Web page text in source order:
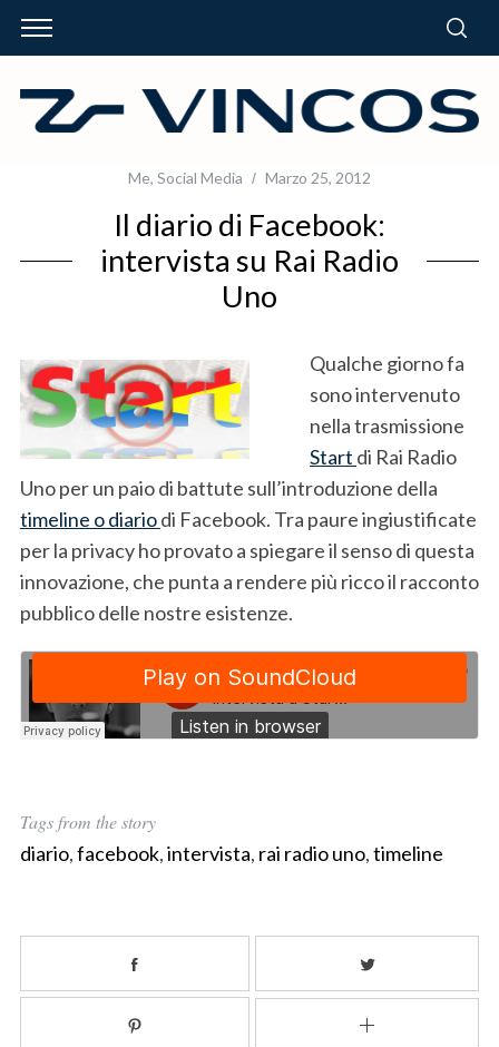
Me, Social Media Marzo 25, 2012
Il diario di Facebook:
intervista su Rai Radio
Uno
Qualche giorno fa
sono intervenuto
nella trasmissione
Start di Rai Radio
Uno per un paio di battute sull’introduzione della
timeline o diariodi Facebook. Tra paure ingiustificate
per la privacy ho provato a spiegare il senso di questa
innovazione, che punta a rendere più ricco il racconto
pubblico delle nostre esistenze.
Tags from the story
diario,facebook,intervista, rai radio uno,timeline